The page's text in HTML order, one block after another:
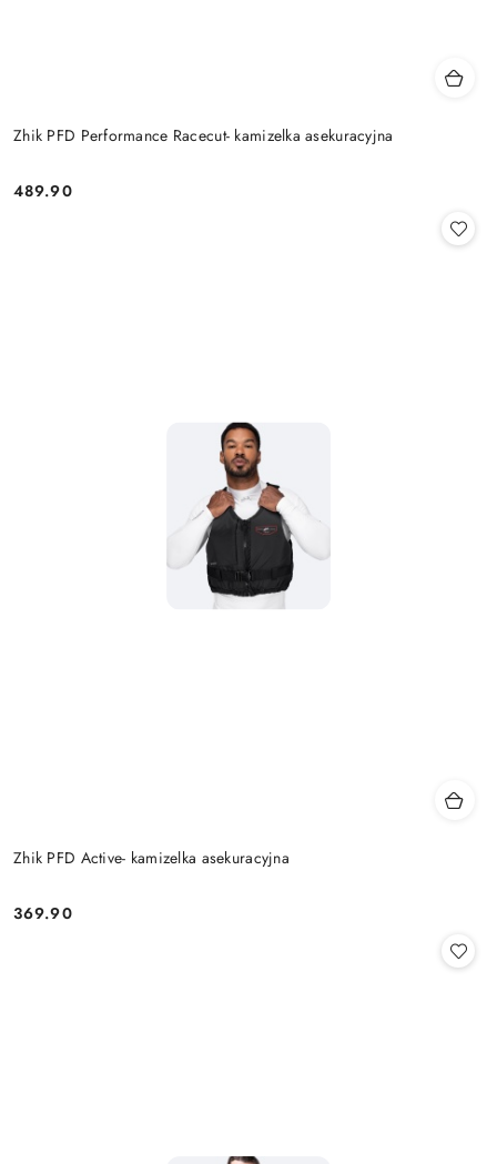
Zhik PFD Performance Racecut- kamizelka asekuracyjna
Cena:
489.90
Zhik PFD Active- kamizelka asekuracyjna
Cena:
369.90